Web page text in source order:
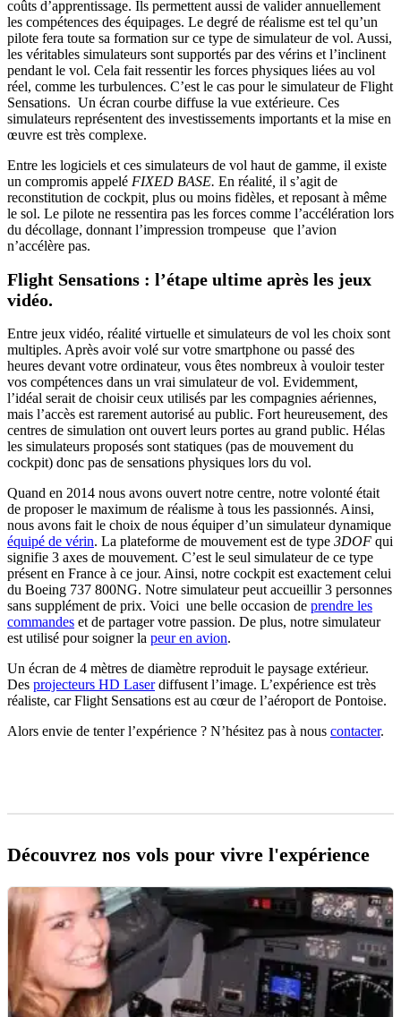
coûts d’apprentissage. Ils permettent aussi de valider annuellement
les compétences des équipages. Le degré de réalisme est tel qu’un
pilote fera toute sa formation sur ce type de simulateur de vol. Aussi,
les véritables simulateurs sont supportés par des vérins et l’inclinent
pendant le vol. Cela fait ressentir les forces physiques liées au vol
réel, comme les turbulences. C’est le cas pour le simulateur de Flight
Sensations. Un écran courbe diffuse la vue extérieure. Ces
simulateurs représentent des investissements importants et la mise en
œuvre est très complexe.
Entre les logiciels et ces simulateurs de vol haut de gamme, il existe
un compromis appelé FIXED BASE. En réalité, il s’agit de
reconstitution de cockpit, plus ou moins fidèles, et reposant à même
le sol. Le pilote ne ressentira pas les forces comme l’accélération lors
du décollage, donnant l’impression trompeuse que l’avion
n’accélère pas.
Flight Sensations : l’étape ultime après les jeux
vidéo.
Entre jeux vidéo, réalité virtuelle et simulateurs de vol les choix sont
multiples. Après avoir volé sur votre smartphone ou passé des
heures devant votre ordinateur, vous êtes nombreux à vouloir tester
vos compétences dans un vrai simulateur de vol. Evidemment,
l’idéal serait de choisir ceux utilisés par les compagnies aériennes,
mais l’accès est rarement autorisé au public. Fort heureusement, des
centres de simulation ont ouvert leurs portes au grand public. Hélas
les simulateurs proposés sont statiques (pas de mouvement du
cockpit) donc pas de sensations physiques lors du vol.
Quand en 2014 nous avons ouvert notre centre, notre volonté était
de proposer le maximum de réalisme à tous les passionnés. Ainsi,
nous avons fait le choix de nous équiper d’un simulateur dynamique
équipé de vérin. La plateforme de mouvement est de type 3DOF qui
signifie 3 axes de mouvement. C’est le seul simulateur de ce type
présent en France à ce jour. Ainsi, notre cockpit est exactement celui
du Boeing 737 800NG. Notre simulateur peut accueillir 3 personnes
sans supplément de prix. Voici une belle occasion de prendre les
commandes et de partager votre passion. De plus, notre simulateur
est utilisé pour soigner la peur en avion.
Un écran de 4 mètres de diamètre reproduit le paysage extérieur.
Des projecteurs HD Laserdiffusent l’image. L’expérience est très
réaliste, car Flight Sensations est au cœur de l’aéroport de Pontoise.
Alors envie de tenter l’expérience ? N’hésitez pas à nous contacter.
Découvrez nos vols pour vivre l'expérience